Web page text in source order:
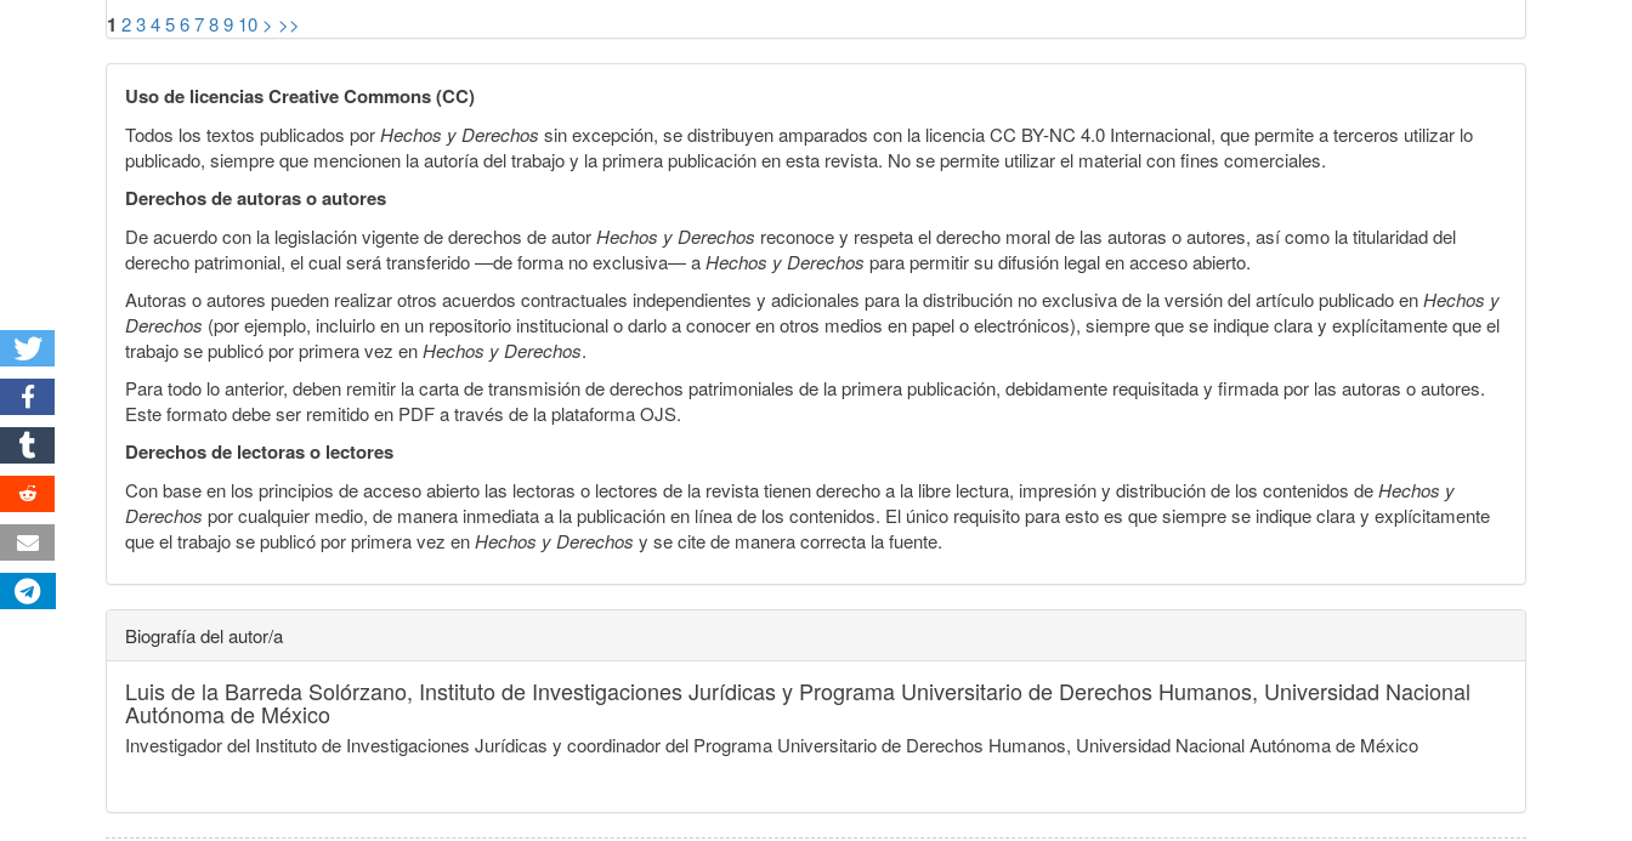
1 23456789 10 > >>
Uso de licencias Creative Commons (CC)
Todos los textos publicados porHechos y Derechos sin excepción, se distribuyen amparados con la licencia CC BY-NC 4.0 Internacional, que permite a terceros utilizar lo
publicado, siempre que mencionen la autoría del trabajo y la primera publicación en esta revista. No se permite utilizar el material con fines comerciales.
Derechos de autoras o autores
De acuerdo con la legislación vigente de derechos de autorHechos y Derechos reconoce y respeta el derecho moral de las autoras o autores, así como la titularidad del
derecho patrimonial, el cual será transferido —de forma no exclusiva— aHechos y Derechos para permitir su difusión legal en acceso abierto.
Autoras o autores pueden realizar otros acuerdos contractuales independientes y adicionales para la distribución no exclusiva de la versión del artículo publicado enHechos y
Derechos (por ejemplo, incluirlo en un repositorio institucional o darlo a conocer en otros medios en papel o electrónicos), siempre que se indique clara y explícitamente que el
trabajo se publicó por primera vez enHechos y Derechos.
Para todo lo anterior, deben remitir la carta de transmisión de derechos patrimoniales de la primera publicación, debidamente requisitada y firmada por las autoras o autores.
Este formato debe ser remitido en PDF a través de la plataforma OJS.
Derechos de lectoras o lectores
Con base en los principios de acceso abierto las lectoras o lectores de la revista tienen derecho a la libre lectura, impresión y distribución de los contenidos deHechos y
Derechos por cualquier medio, de manera inmediata a la publicación en línea de los contenidos. El único requisito para esto es que siempre se indique clara y explícitamente
que el trabajo se publicó por primera vez enHechos y Derechos y se cite de manera correcta la fuente.
Biografía del autor/a
Luis de la Barreda Solórzano, Instituto de Investigaciones Jurídicas y Programa Universitario de Derechos Humanos, Universidad Nacional
Autónoma de México
Investigador del Instituto de Investigaciones Jurídicas y coordinador del Programa Universitario de Derechos Humanos, Universidad Nacional Autónoma de México